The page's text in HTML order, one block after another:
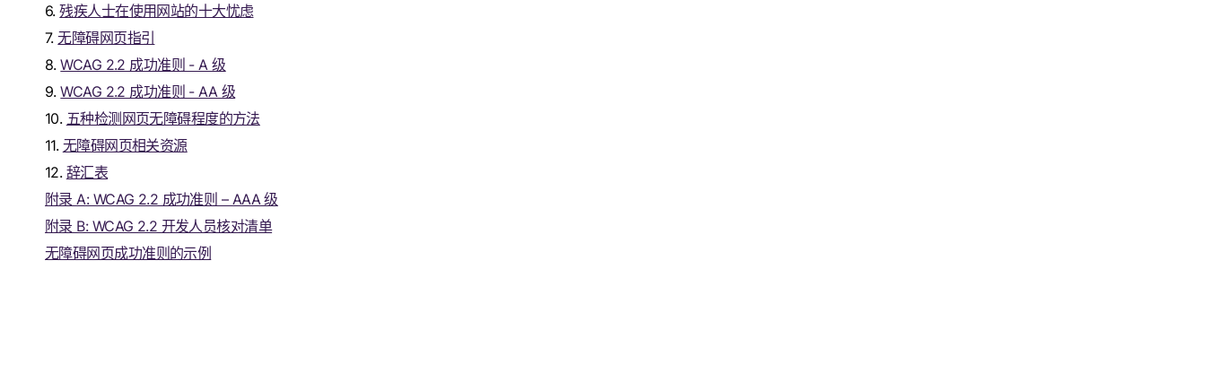
6.残疾人士在使用网站的十大忧虑
7.无障碍网页指引
8.WCAG 2.2 成功准则 - A 级
9.WCAG 2.2 成功准则 - AA 级
10. 五种检测网页无障碍程度的方法
11. 无障碍网页相关资源
12. 辞汇表
附录 A: WCAG 2.2 成功准则 – AAA 级
附录 B: WCAG 2.2 开发人员核对清单
无障碍网页成功准则的示例